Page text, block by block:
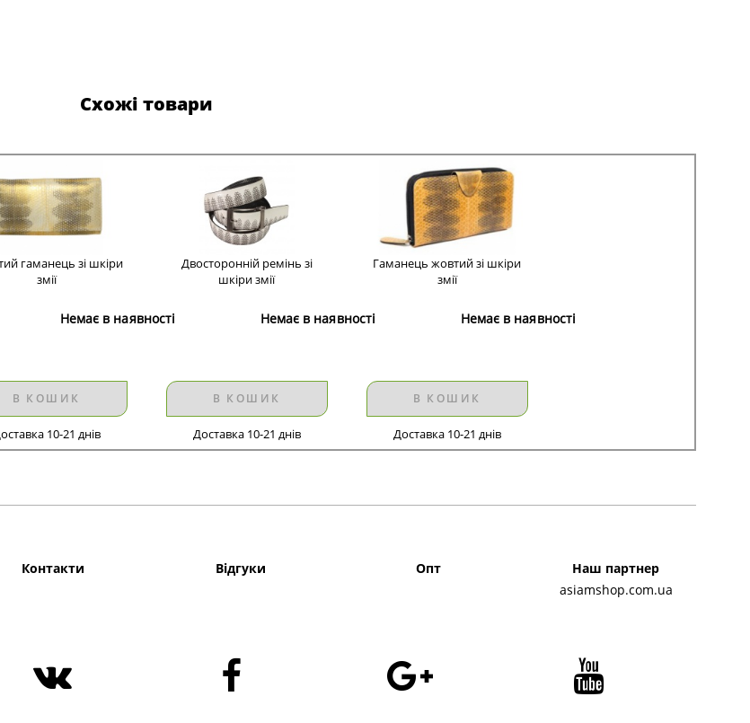
Схожі товари
гаманець зі шкіри
змії
Немає в наявності
В КОШИК
10-21 днів
Двосторонній ремінь зі
шкіри змії
Немає в наявності
В КОШИК
Доставка 10-21 днів
Гаманець жовтий зі шкіри
змії
Немає в наявності
В КОШИК
Доставка 10-21 днів
Контакти Відгуки Опт
Наш партнер
asiamshop.com.ua